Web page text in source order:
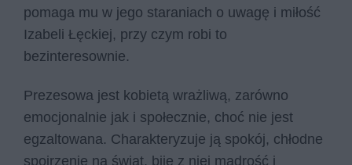
pomaga mu w jego staraniach o uwagę i miłość
Izabeli Łęckiej, przy czym robi to
bezinteresownie.
Prezesowa jest kobietą wrażliwą, zarówno
emocjonalnie jak i społecznie, choć nie jest
egzaltowana. Charakteryzuje ją spokój, chłodne
spojrzenie na świat, bije z niej mądrość i